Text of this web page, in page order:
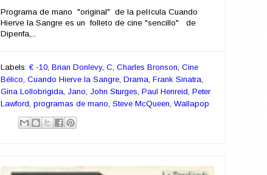
Programa de mano "original" de la película Cuando
Hierve la Sangre es un folleto de cine "sencillo" de
Dipenfa,...
Labels: € -10 Brian Donlevy, C Charles Bronson Cine
Bélico Cuando Hierve la Sangre Drama Frank Sinatra
Gina Lollobrigida Jano John Sturges Paul Henreid Peter
Lawford programas de mano Steve McQueen Wallapop